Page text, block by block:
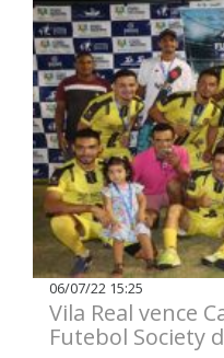
06/07/22 15:25
Vila Real vence
Futebol Society